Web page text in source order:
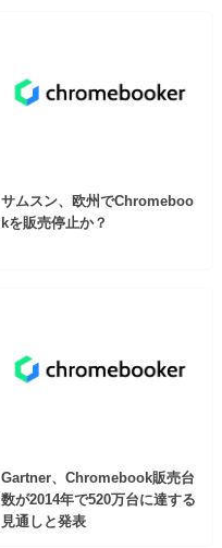
サムスン、欧州でChromeboo
kを販売停止か？
Gartner、Chromebook販売台
数が2014年で520万台に達する
見通しと発表